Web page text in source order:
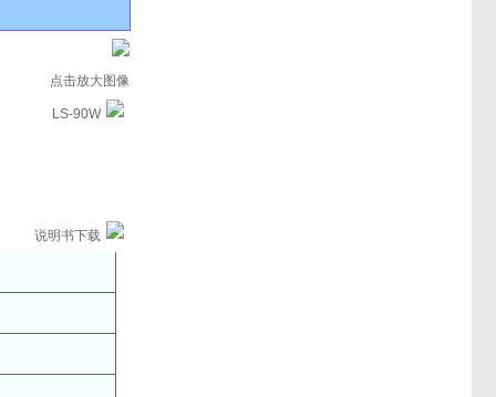
点击放大图像
LS-90W
说明书下载